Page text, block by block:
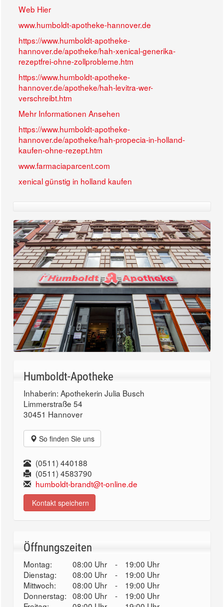
Web Hier
www.humboldt-apotheke-hannover.de
https://www.humboldt-apotheke-
hannover.de/apotheke/hah-xenical-generika-
rezeptfrei-ohne-zollprobleme.htm
https://www.humboldt-apotheke-
hannover.de/apotheke/hah-levitra-wer-
verschreibt.htm
Mehr Informationen Ansehen
https://www.humboldt-apotheke-
hannover.de/apotheke/hah-propecia-in-holland-
kaufen-ohne-rezept.htm
www.farmaciaparcent.com
xenical günstig in holland kaufen
Humboldt-Apotheke
Inhaberin: Apothekerin Julia Busch
Limmerstraße 54
30451 Hannover
So finden Sie uns
(0511) 440188
(0511) 4583790
humboldt-brandt@t-online.de
Kontakt speichern
Öffnungszeiten
Montag: 08:00 Uhr -
19:00 Uhr
Dienstag:
08:00 Uhr -
19:00 Uhr
Mittwoch:
08:00 Uhr -
19:00 Uhr
Donnerstag: 08:00 Uhr -
19:00 Uhr